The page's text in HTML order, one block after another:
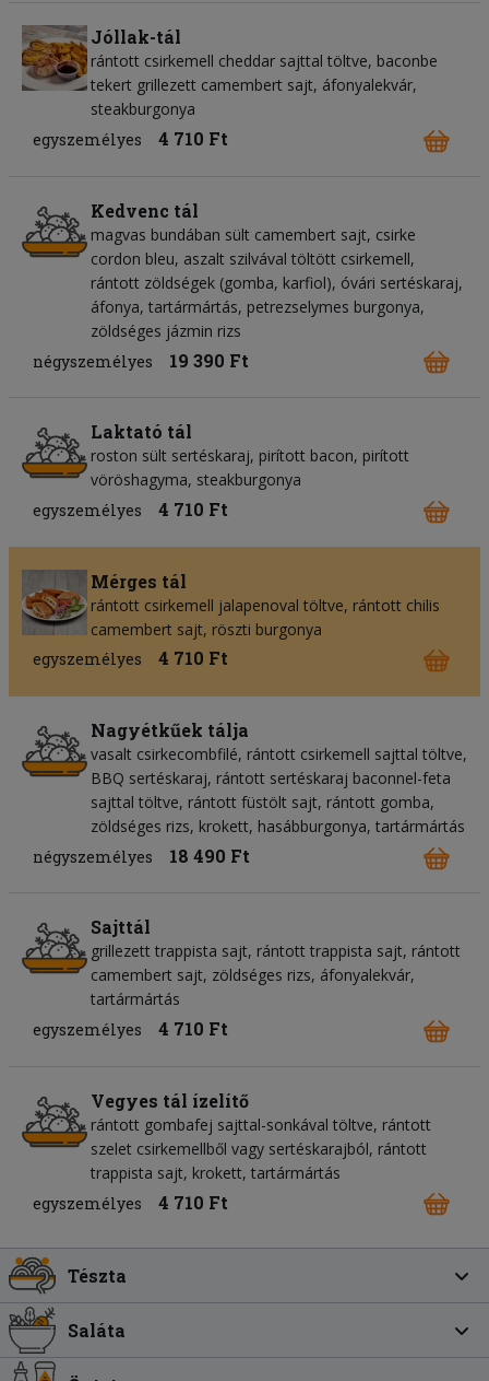
Jóllak-tál
rántott csirkemell cheddar sajttal töltve, baconbe
tekert grillezett camembert sajt, áfonyalekvár,
steakburgonya
egyszemélyes
4 710 Ft
Kedvenc tál
magvas bundában sült camembert sajt, csirke
cordon bleu, aszalt szilvával töltött csirkemell,
rántott zöldségek (gomba, karfiol), óvári sertéskaraj,
áfonya, tartármártás, petrezselymes burgonya,
zöldséges jázmin rizs
négyszemélyes
19 390 Ft
Laktató tál
roston sült sertéskaraj, pirított bacon, pirított
vöröshagyma, steakburgonya
egyszemélyes
4 710 Ft
Mérges tál
rántott csirkemell jalapenoval töltve, rántott chilis
camembert sajt, röszti burgonya
egyszemélyes
4 710 Ft
Nagyétkűek tálja
vasalt csirkecombfilé, rántott csirkemell sajttal töltve,
BBQ sertéskaraj, rántott sertéskaraj baconnel-feta
sajttal töltve, rántott füstölt sajt, rántott gomba,
zöldséges rizs, krokett, hasábburgonya, tartármártás
négyszemélyes
18 490 Ft
Sajttál
grillezett trappista sajt, rántott trappista sajt, rántott
camembert sajt, zöldséges rizs, áfonyalekvár,
tartármártás
egyszemélyes
4 710 Ft
Vegyes tál ízelítő
rántott gombafej sajttal-sonkával töltve, rántott
szelet csirkemellből vagy sertéskarajból, rántott
trappista sajt, krokett, tartármártás
egyszemélyes
4 710 Ft
Tészta
Saláta